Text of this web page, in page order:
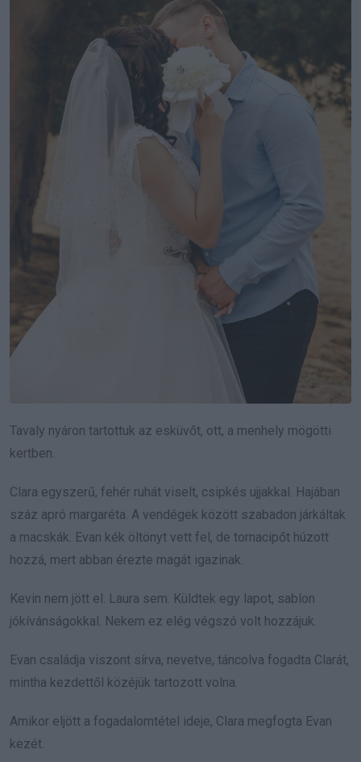
Tavaly nyáron tartottuk az esküvőt, ott, a menhely mögötti
kertben.
Clara egyszerű, fehér ruhát viselt, csipkés ujjakkal. Hajában
száz apró margaréta. A vendégek között szabadon járkáltak
a macskák. Evan kék öltönyt vett fel, de tornacipőt húzott
hozzá, mert abban érezte magát igazinak.
Kevin nem jött el. Laura sem. Küldtek egy lapot, sablon
jókívánságokkal. Nekem ez elég végszó volt hozzájuk.
Evan családja viszont sírva, nevetve, táncolva fogadta Clarát,
mintha kezdettől közéjük tartozott volna.
Amikor eljött a fogadalomtétel ideje, Clara megfogta Evan
kezét.